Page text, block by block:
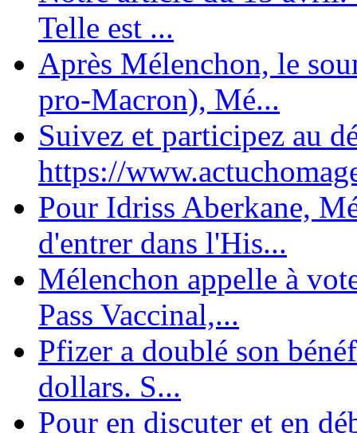
Telle est ...
Après Mélenchon, le
pro-Macron), Mé...
Suivez et participez au
https://
Pour Idriss Aberkane,
d'entrer dans l'His...
Mélenchon appelle à
Pass Vaccinal,...
Pfizer a doublé son
dollars. S...
Pour en discuter et en